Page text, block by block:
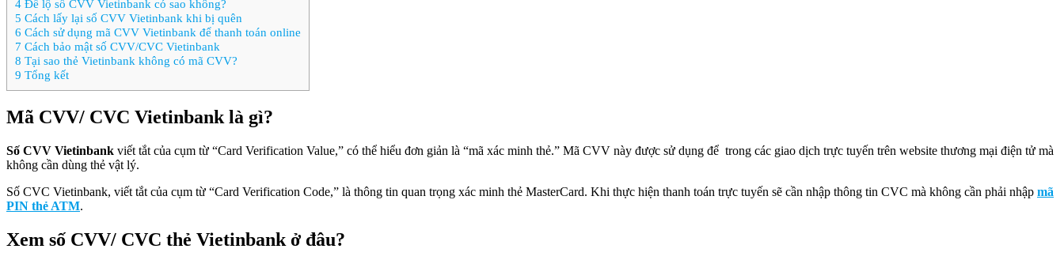
4 Để lộ số CVV Vietinbank có sao không?
5 Cách lấy lại số CVV Vietinbank khi bị quên
6 Cách sử dụng mã CVV Vietinbank để thanh toán online
7 Cách bảo mật số CVV/CVC Vietinbank
8 Tại sao thẻ Vietinbank không có mã CVV?
9 Tổng kết
Mã CVV/ CVC Vietinbank là gì?
Số CVV Vietinbank viết tắt của cụm từ “Card Verification Value,” có thể hiểu đơn giản là “mã xác minh thẻ.” Mã CVV này được sử dụng để trong các giao dịch trực tuyến trên website thương mại điện tử mà
không cần dùng thẻ vật lý.
Số CVC Vietinbank, viết tắt của cụm từ “Card Verification Code,” là thông tin quan trọng xác minh thẻ MasterCard. Khi thực hiện thanh toán trực tuyến sẽ cần nhập thông tin CVC mà không cần phải nhập mã
PIN thẻ ATM.
Xem số CVV/ CVC thẻ Vietinbank ở đâu?